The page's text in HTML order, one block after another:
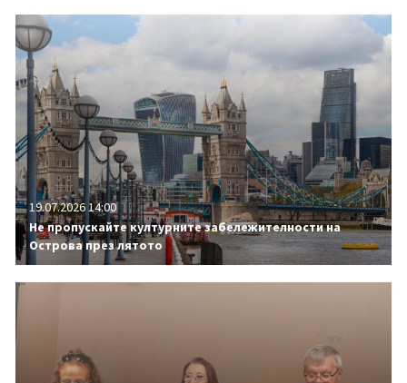
19.07.2026 14:00
Не пропускайте културните забележителности на
Острова през лятото